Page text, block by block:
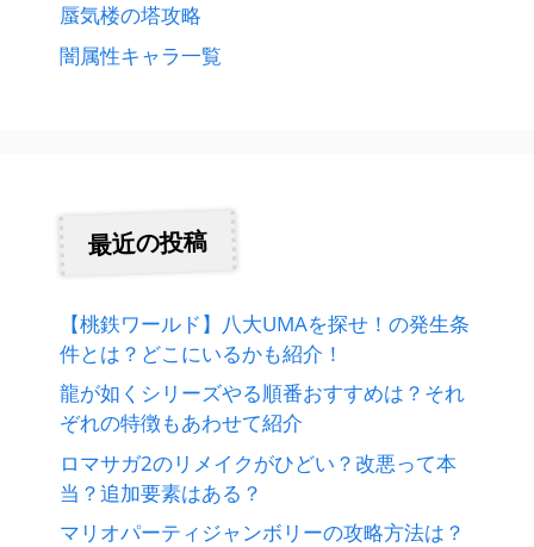
蜃気楼の塔攻略
闇属性キャラ一覧
最近の投稿
【桃鉄ワールド】八大UMAを探せ！の発生条
件とは？どこにいるかも紹介！
龍が如くシリーズやる順番おすすめは？それ
ぞれの特徴もあわせて紹介
ロマサガ2のリメイクがひどい？改悪って本
当？追加要素はある？
マリオパーティジャンボリーの攻略方法は？